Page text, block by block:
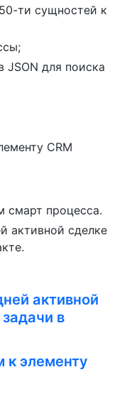
ти сущностей к
JSON для поиска
CRM
смарт процесса.
активной сделке
активной
в
к элементу